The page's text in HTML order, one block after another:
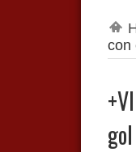
con
gol